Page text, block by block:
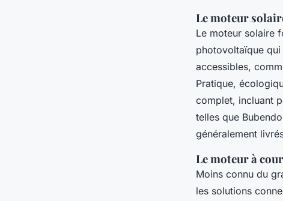
Le moteur
Le moteur solaire
photovoltaïque
accessibles,
Pratique,
complet, incluant
telles que
généralement
Le moteur à
Moins connu du
les solutions